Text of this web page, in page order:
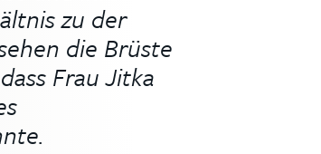
zu der
die Brüste
Frau Jitka